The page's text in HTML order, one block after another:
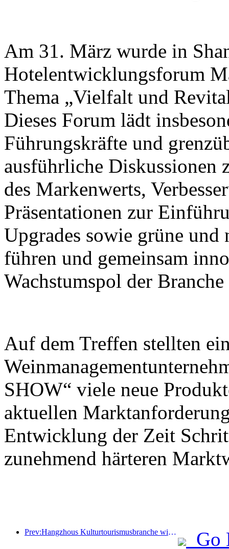
Am 31. März wurde in
Hotelentwicklungsforum
Thema „Vielfalt und
Dieses Forum lädt
Führungskräfte und
ausführliche Diskussionen
des Markenwerts,
Präsentationen zur
Upgrades sowie grüne
führen und gemeinsam
Wachstumspol der
Auf dem Treffen stellten
SHOW“ viele neue
aktuellen
Entwicklung der Zeit
zunehmend härteren
Prev:Hangzhous Kulturtourismusbranche wird im Jahr 2024 florieren: Der kulturelle Mehrwert übersteigt 340 Milliarden und die Zahl der einreisenden Touristen wird sich verdoppeln Go